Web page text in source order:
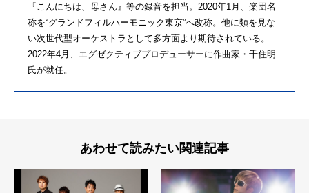
『こんにちは、母さん』等の録音を担当。2020年1月、楽団名
称を“グランドフィルハーモニック東京”へ改称。他に類を見な
い次世代型オーケストラとして多方面より期待されている。
2022年4月、エグゼクティブプロデューサーに作曲家・千住明
氏が就任。
あわせて読みたい関連記事